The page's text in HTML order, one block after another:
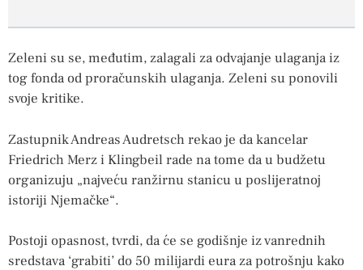
Zeleni su se, međutim, zalagali za odvajanje ulaganja iz
tog fonda od proračunskih ulaganja. Zeleni su ponovili
svoje kritike.
Zastupnik Andreas Audretsch rekao je da kancelar
Friedrich Merz i Klingbeil rade na tome da u budžetu
organizuju „najveću ranžirnu stanicu u poslijeratnoj
istoriji Njemačke“.
Postoji opasnost, tvrdi, da će se godišnje iz vanrednih
sredstava ‘grabiti’ do 50 milijardi eura za potrošnju kako